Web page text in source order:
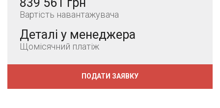
Вартість навантажувача
Деталі у менеджера
Щомісячний платіж
ПОДАТИ ЗАЯВКУ